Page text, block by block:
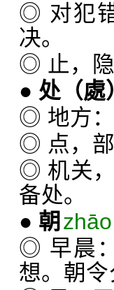
◎ 对犯
决。
◎ 止，隐
● 处（處
◎ 地方：
◎ 点，
◎ 机关
备处。
● 朝
◎ 早晨
想。朝